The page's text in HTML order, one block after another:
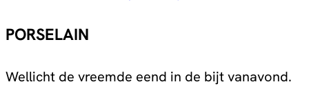
PORSELAIN
Wellicht de vreemde eend in de bijt vanavond.